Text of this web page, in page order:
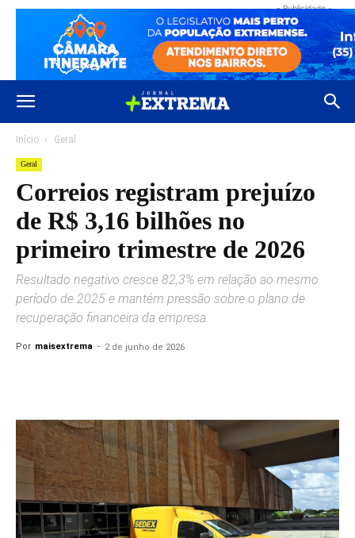
- Publicidade -
Início Geral
Geral
Correios registram prejuízo
de R$ 3,16 bilhões no
primeiro trimestre de 2026
Resultado negativo cresce 82,3% em relação ao mesmo
período de 2025 e mantém pressão sobre o plano de
recuperação financeira da empresa.
Por maisextrema - 2 de junho de 2026